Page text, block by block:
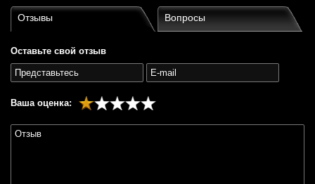
Отзывы Вопросы
Оставьте свой отзыв
Ваша оценка: